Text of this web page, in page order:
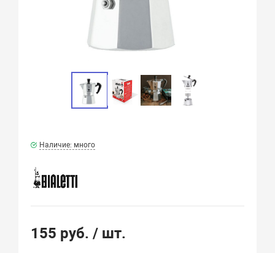
Наличие: много
155 руб./ шт.